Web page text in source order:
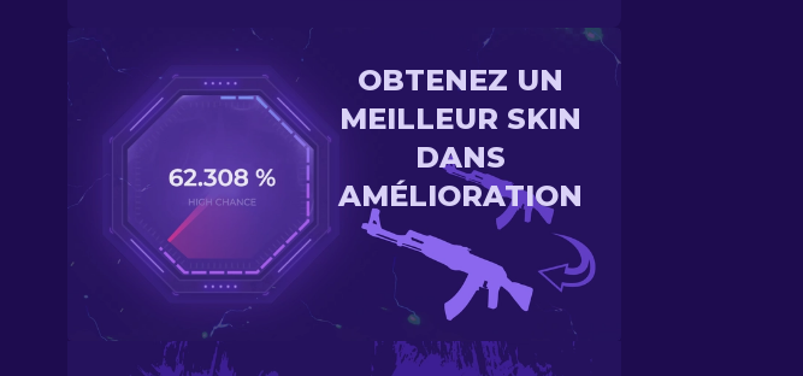
OBTENEZ UN
MEILLEUR SKIN
DANS
AMÉLIORATION